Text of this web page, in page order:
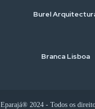
Burel
Branca Lisboa
Eparajá® 2024 - Todos os